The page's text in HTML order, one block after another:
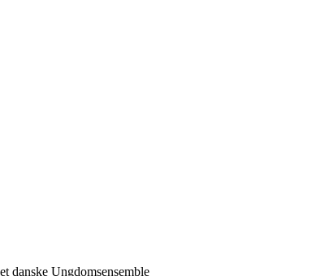
danske Ungdomsensemble